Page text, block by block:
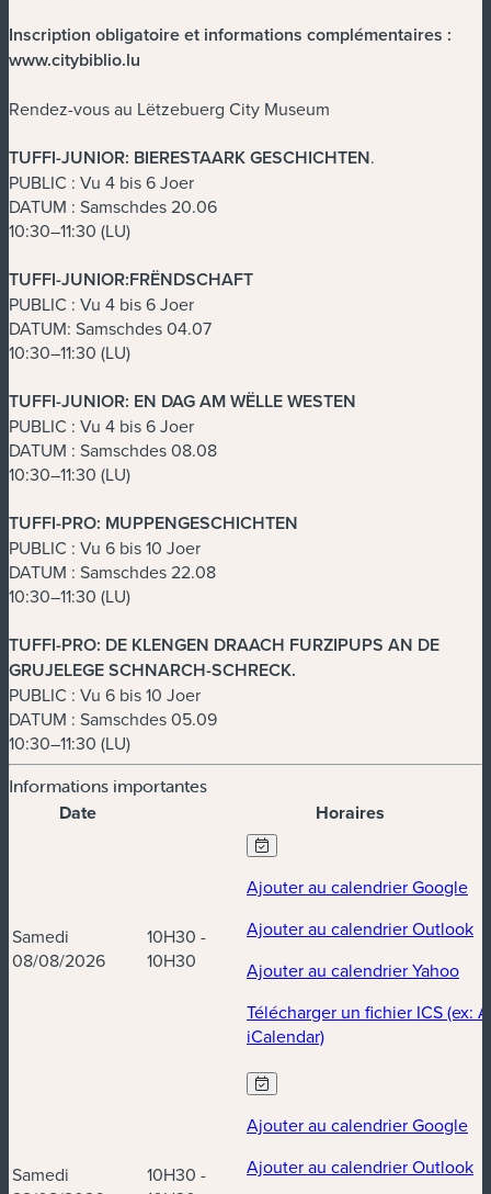
Inscription obligatoire et informations complémentaires :
www.citybiblio.lu
Rendez-vous au Lëtzebuerg City Museum
TUFFI-JUNIOR: BIERESTAARK GESCHICHTEN.
PUBLIC : Vu 4 bis 6 Joer
DATUM : Samschdes 20.06
10:30–11:30 (LU)
TUFFI-JUNIOR:FRËNDSCHAFT
PUBLIC : Vu 4 bis 6 Joer
DATUM: Samschdes 04.07
10:30–11:30 (LU)
TUFFI-JUNIOR: EN DAG AM WËLLE WESTEN
PUBLIC : Vu 4 bis 6 Joer
DATUM : Samschdes 08.08
10:30–11:30 (LU)
TUFFI-PRO: MUPPENGESCHICHTEN
PUBLIC : Vu 6 bis 10 Joer
DATUM : Samschdes 22.08
10:30–11:30 (LU)
TUFFI-PRO: DE KLENGEN DRAACH FURZIPUPS AN DE
GRUJELEGE SCHNARCH-SCHRECK.
PUBLIC : Vu 6 bis 10 Joer
DATUM : Samschdes 05.09
10:30–11:30 (LU)
Informations importantes
Date Horaires
Samedi
08/08/2026
10H30 -
10H30
Ajouter au calendrier Google
Ajouter au calendrier Outlook
Ajouter au calendrier Yahoo
Télécharger un fichier ICS (ex:
iCalendar)
Samedi
10H30 -
Ajouter au calendrier Google
Ajouter au calendrier Outlook